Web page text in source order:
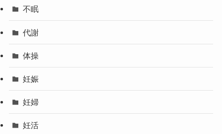
不眠
代謝
体操
妊娠
妊婦
妊活